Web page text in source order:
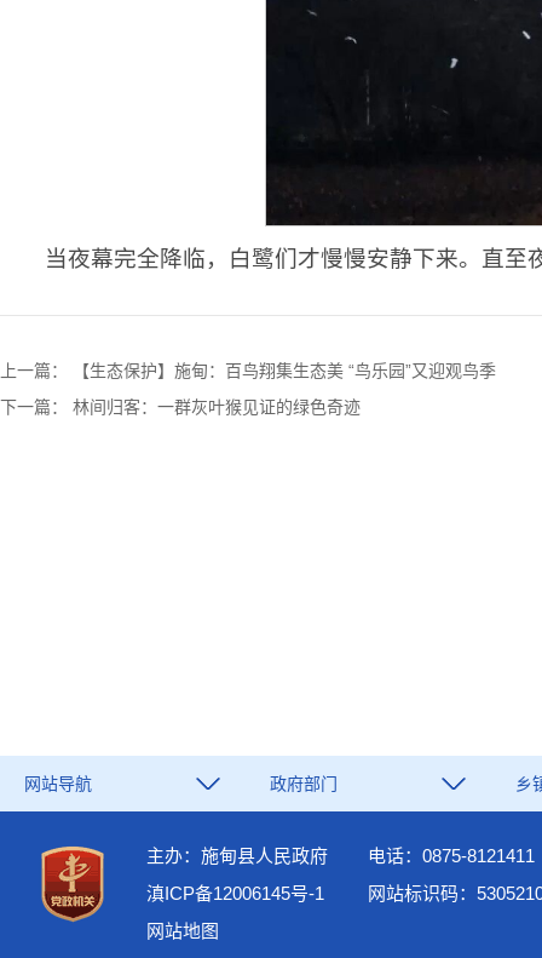
当夜幕完全降临，白鹭们才慢慢安静下来。直
上一篇：
【生态保护】施甸：百鸟翔集生态美 “鸟乐园”又迎观鸟季
下一篇： 林间归客：一群灰叶猴见证的绿色奇迹
网站导航 政府部门 乡
主办：施甸县人民政府
电话：0875-8121411
滇ICP备12006145号-1
网站标识码：
网站地图